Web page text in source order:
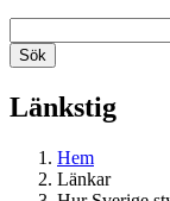
Länkstig
Hem
Länkar